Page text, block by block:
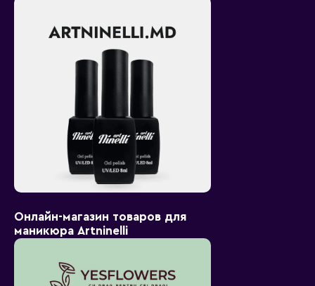
Онлайн-магазин товаров для
маникюра Artninelli